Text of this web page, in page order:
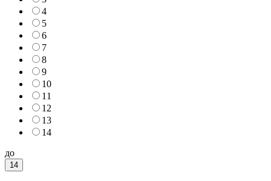
4
5
6
7
8
9
10
11
12
13
14
до
14